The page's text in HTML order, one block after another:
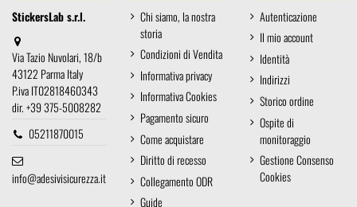
StickersLab s.r.l.
Via Tazio Nuvolari, 18/b
43122 Parma Italy
P.iva IT02818460343
dir. +39 375-5008282
05211870015
info@adesivisicurezza.it
Chi siamo, la nostra
storia
Condizioni di Vendita
Informativa privacy
Informativa Cookies
Pagamento sicuro
Come acquistare
Diritto di recesso
Collegamento ODR
Guide
Autenticazione
Il mio account
Identità
Indirizzi
Storico ordine
Ospite di
monitoraggio
Gestione Consenso
Cookies